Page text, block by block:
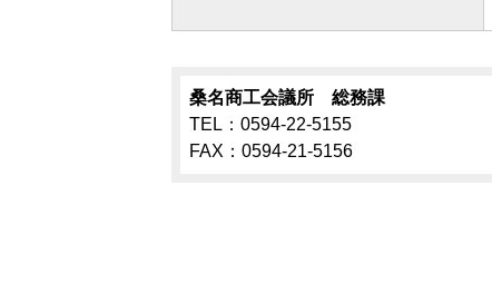
桑名商工会議所 総務課
TEL：0594-22-5155
FAX：0594-21-5156